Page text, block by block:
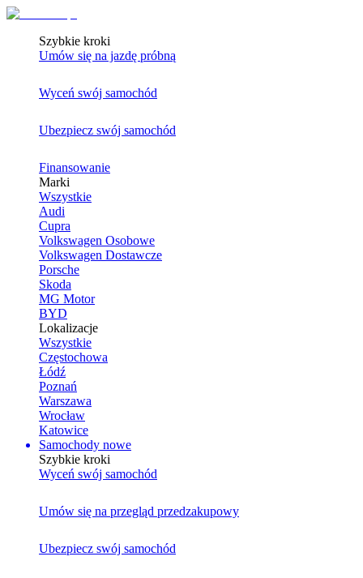
Szybkie kroki
Umów się na jazdę próbną
Wyceń swój samochód
Ubezpiecz swój samochód
Finansowanie
Marki
Wszystkie
Audi
Cupra
Volkswagen Osobowe
Volkswagen Dostawcze
Porsche
Skoda
MG Motor
BYD
Lokalizacje
Wszystkie
Częstochowa
Łódź
Poznań
Warszawa
Wrocław
Katowice
Samochody nowe
Szybkie kroki
Wyceń swój samochód
Umów się na przegląd przedzakupowy
Ubezpiecz swój samochód